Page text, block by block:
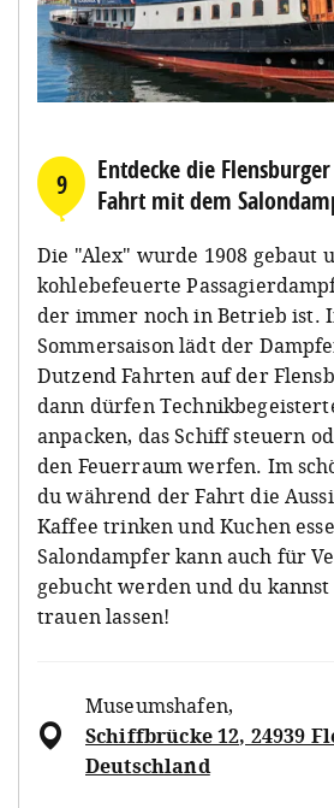
9
Entdecke die
Fahrt mit dem
Die "Alex" wurde 1908 gebaut
kohlebefeuerte
der immer noch in Betrieb ist.
Sommersaison lädt der
Dutzend Fahrten auf der
dann dürfen
anpacken, das Schiff steuern
den Feuerraum werfen. Im
du während der Fahrt die
Kaffee trinken und Kuchen
Salondampfer kann auch für
gebucht werden und du
trauen lassen!
Museumshafen,
Schiffbrücke 12, 24939
Deutschland